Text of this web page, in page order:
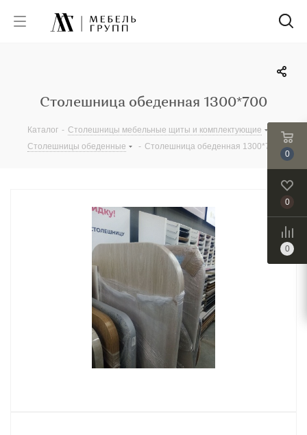
Столешница обеденная 1300*700
Каталог - Столешницы мебельные щиты и комплектующие
Столешницы обеденные
- Столешница обеденная 1300*700
0
0
0